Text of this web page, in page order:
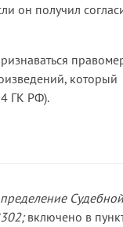
он получил
который
ГК РФ).
Судебной
включено в